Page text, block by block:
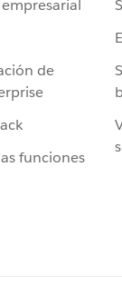
de
funciones